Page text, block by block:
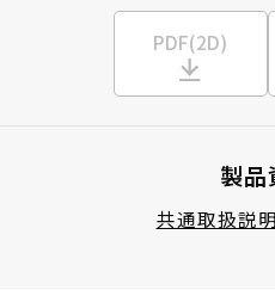
PDF(2D)
製
共通取扱説